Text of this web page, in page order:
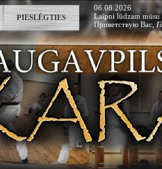
PIESLĒGTIES
06.08.2026
Laipni lūdzam mūsu
Приветствую Вас ,